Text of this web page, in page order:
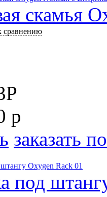
скамья
сравнению
P
р
заказать
под